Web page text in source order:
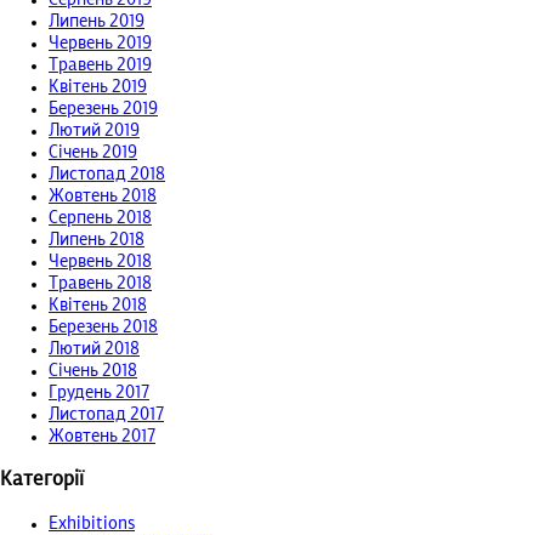
Липень 2019
Червень 2019
Травень 2019
Квітень 2019
Березень 2019
Лютий 2019
Січень 2019
Листопад 2018
Жовтень 2018
Серпень 2018
Липень 2018
Червень 2018
Травень 2018
Квітень 2018
Березень 2018
Лютий 2018
Січень 2018
Грудень 2017
Листопад 2017
Жовтень 2017
Категорії
Exhibitions